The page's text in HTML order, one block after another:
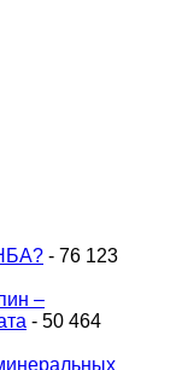
- 76 123
–
- 50 464